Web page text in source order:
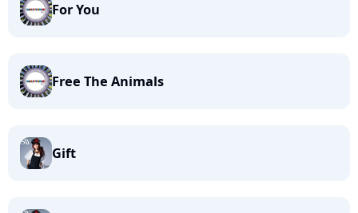
For You
Free The Animals
Gift